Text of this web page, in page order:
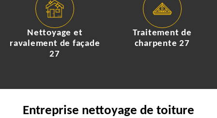
Nettoyage et
ravalement de façade
27
Traitement de
charpente 27
Entreprise nettoyage de toiture